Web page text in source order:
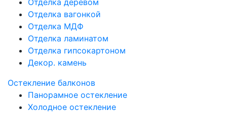
Отделка вагонкой
Отделка МДФ
Отделка ламинатом
Отделка гипсокартоном
Декор. камень
Остекление балконов
Панорамное остекление
Холодное остекление